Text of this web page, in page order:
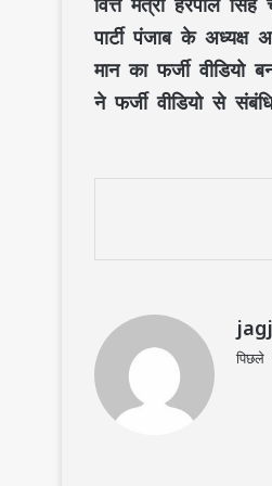
पार्टी पंजाब के अध्यक्ष
मान का फर्जी वीडियो
ने फर्जी वीडियो से